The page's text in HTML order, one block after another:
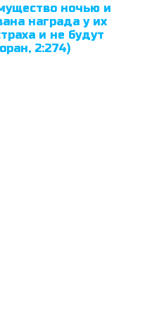
ночью и
награда у их
и не будут
2:274)